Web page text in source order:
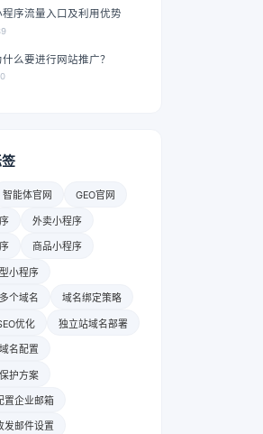
程序流量入口及利用优势
么要进行网站推广？
智能体官网 GEO官网
外卖小程序
商品小程序
小程序
个域名 域名绑定策略
优化 独立站域名部署
名配置
护方案
置企业邮箱
发邮件设置